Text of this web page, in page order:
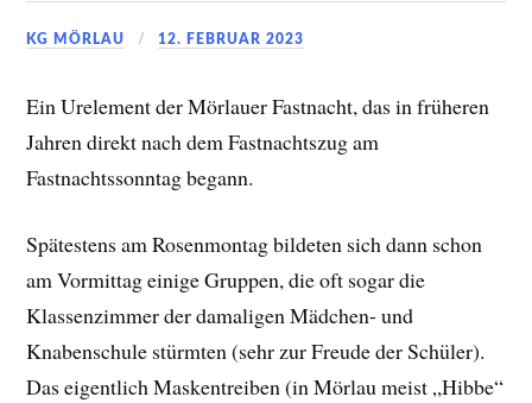
KG MÖRLAU 12. FEBRUAR 2023
Ein Urelement der Mörlauer Fastnacht, das in früheren
Jahren direkt nach dem Fastnachtszug am
Fastnachtssonntag begann.
Spätestens am Rosenmontag bildeten sich dann schon
am Vormittag einige Gruppen, die oft sogar die
Klassenzimmer der damaligen Mädchen- und
Knabenschule stürmten (sehr zur Freude der Schüler).
Das eigentlich Maskentreiben (in Mörlau meist „Hibbe“